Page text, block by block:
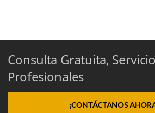
Consulta Gratuita,
Profesionales
¡CONTÁCTANOS